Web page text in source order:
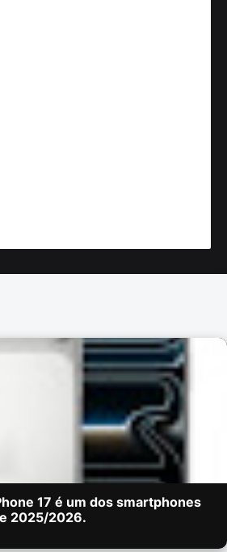
17 é um dos smartphones
2025/2026.